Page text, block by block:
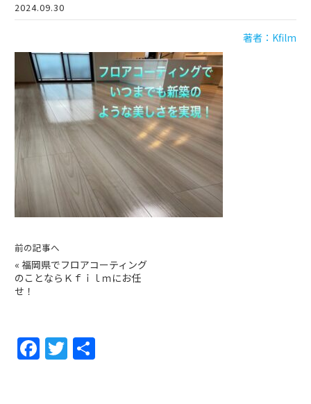
2024.09.30
著者：Kfilm
前の記事へ
« 福岡県でフロアコーティング
のことならＫｆｉｌｍにお任
せ！
F
a
T
w